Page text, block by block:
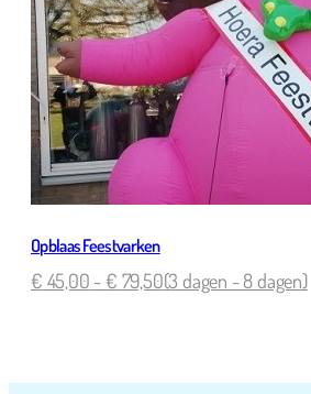
Opblaas Feestvarken
€ 45,00 - € 79,50(3 dagen - 8 dagen)